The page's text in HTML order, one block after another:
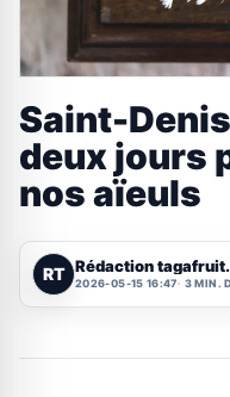
Saint-
deux jours
nos aïeuls
RT Rédaction
2026-05-15 16:47 3 MIN.